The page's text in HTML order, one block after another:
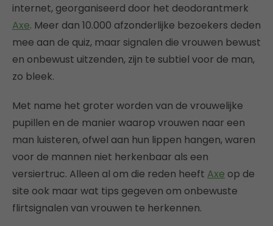
internet, georganiseerd door het deodorantmerk
Axe. Meer dan 10.000 afzonderlijke bezoekers deden
mee aan de quiz, maar signalen die vrouwen bewust
en onbewust uitzenden, zijn te subtiel voor de man,
zo bleek.
Met name het groter worden van de vrouwelijke
pupillen en de manier waarop vrouwen naar een
man luisteren, ofwel aan hun lippen hangen, waren
voor de mannen niet herkenbaar als een
versiertruc. Alleen al om die reden heeft Axe op de
site ook maar wat tips gegeven om onbewuste
flirtsignalen van vrouwen te herkennen.